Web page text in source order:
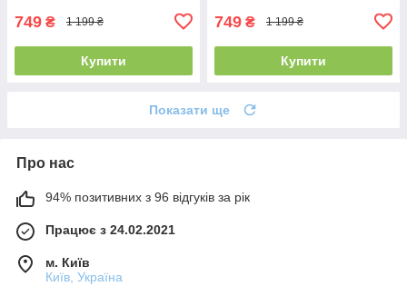
749 ₴ 1 199 ₴
Купити
749 ₴ 1 199 ₴
Купити
Показати ще
Про нас
94% позитивних з 96 відгуків за рік
Працює з 24.02.2021
м. Київ
Київ, Україна